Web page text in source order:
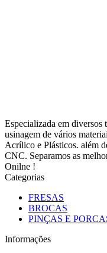
Especializada em diversos
usinagem de vários
Acrílico e Plásticos. além
CNC. Separamos as
Onilne !
Categorias
FRESAS
BROCAS
PINÇAS E
Informações